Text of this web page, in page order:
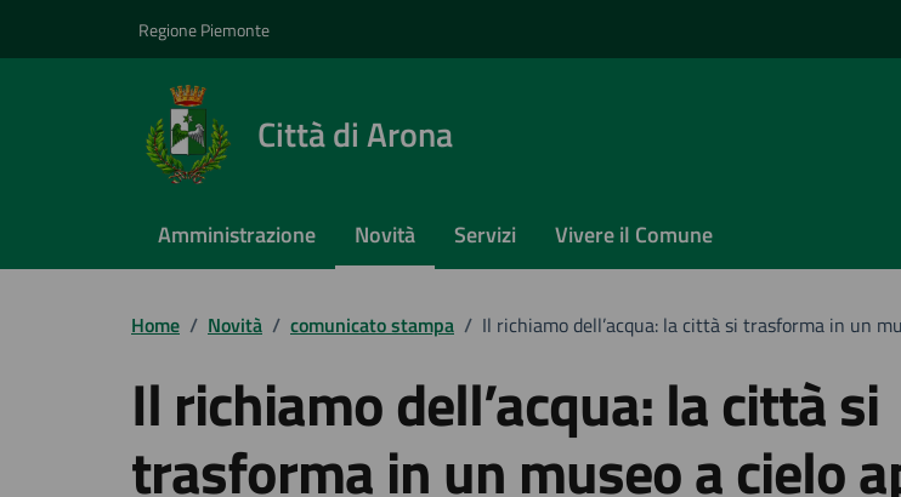
Regione Piemonte
Città di Arona
Amministrazione Novità Servizi Vivere il Comune
Home / Novità / comunicato stampa / Il richiamo dell’acqua: la città si trasforma in un
Il richiamo dell’acqua: la città si
trasforma in un museo a cielo